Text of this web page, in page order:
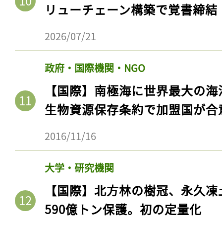
リューチェーン構築で覚書締結
2026/07/21
政府・国際機関・NGO
【国際】南極海に世界最大の
生物資源保存条約で加盟国が合
2016/11/16
大学・研究機関
【国際】北方林の樹冠、永久
590億トン保護。初の定量化